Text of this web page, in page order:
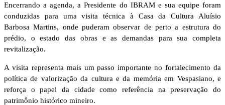
Encerrando a agenda, a Presidente do IBRAM e sua equipe foram
conduzidas para uma visita técnica à Casa da Cultura Aluísio
Barbosa Martins, onde puderam observar de perto a estrutura do
prédio, o estado das obras e as demandas para sua completa
revitalização.
A visita representa mais um passo importante no fortalecimento da
política de valorização da cultura e da memória em Vespasiano, e
reforça o papel da cidade como referência na preservação do
patrimônio histórico mineiro.